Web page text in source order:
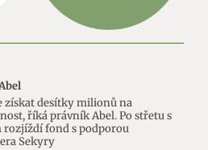
získat desítky milionů na
říká právník Abel. Po střetu s
rozjíždí fond s podporou
Sekyry